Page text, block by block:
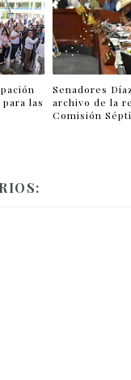
las
Senadores
archivo de la
Comisión